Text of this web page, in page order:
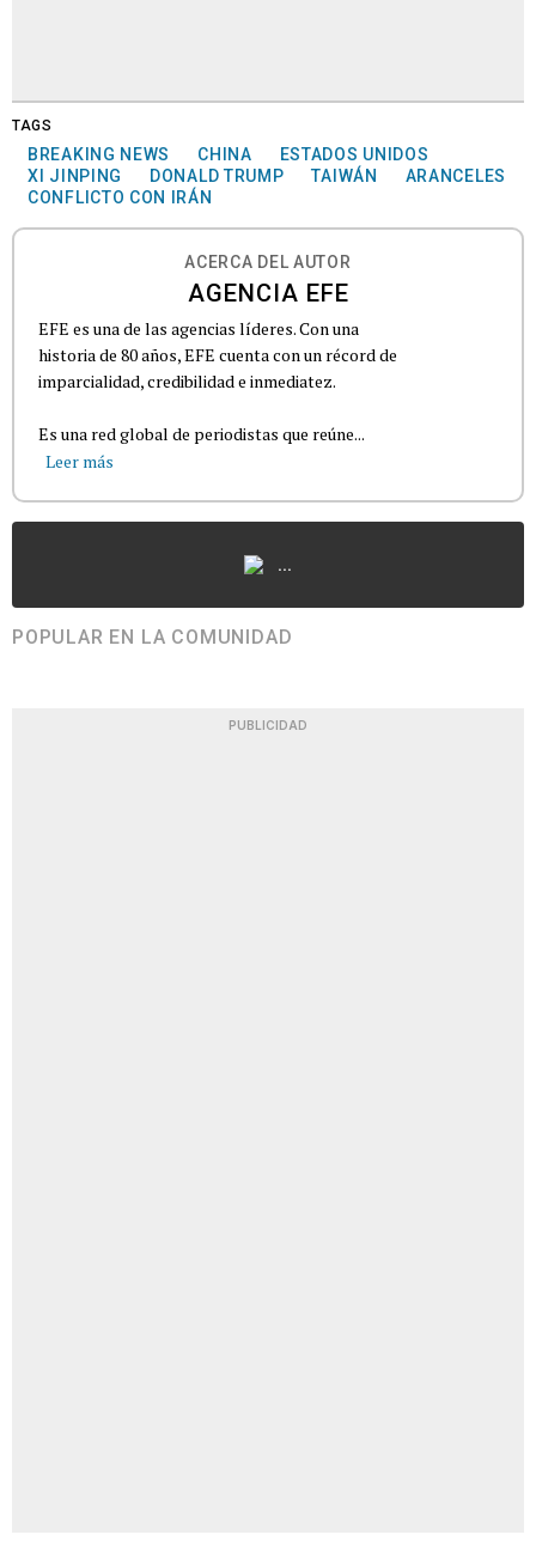
TAGS
BREAKING NEWS CHINA
ESTADOS UNIDOS
XI JINPING
DONALD TRUMP TAIWÁN
ARANCELES
CONFLICTO CON IRÁN
ACERCA DEL AUTOR
AGENCIA EFE
EFE es una de las agencias líderes. Con una
historia de 80 años, EFE cuenta con un récord de
imparcialidad, credibilidad e inmediatez.
Es una red global de periodistas que reúne...
Leer más
...
POPULAR EN LA COMUNIDAD
PUBLICIDAD